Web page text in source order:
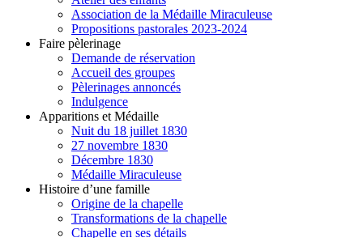
Association de la Médaille Miraculeuse
Propositions pastorales 2023-2024
Faire pèlerinage
Demande de réservation
Accueil des groupes
Pèlerinages annoncés
Indulgence
Apparitions et Médaille
Nuit du 18 juillet 1830
27 novembre 1830
Décembre 1830
Médaille Miraculeuse
Histoire d’une famille
Origine de la chapelle
Transformations de la chapelle
Chapelle en ses détails